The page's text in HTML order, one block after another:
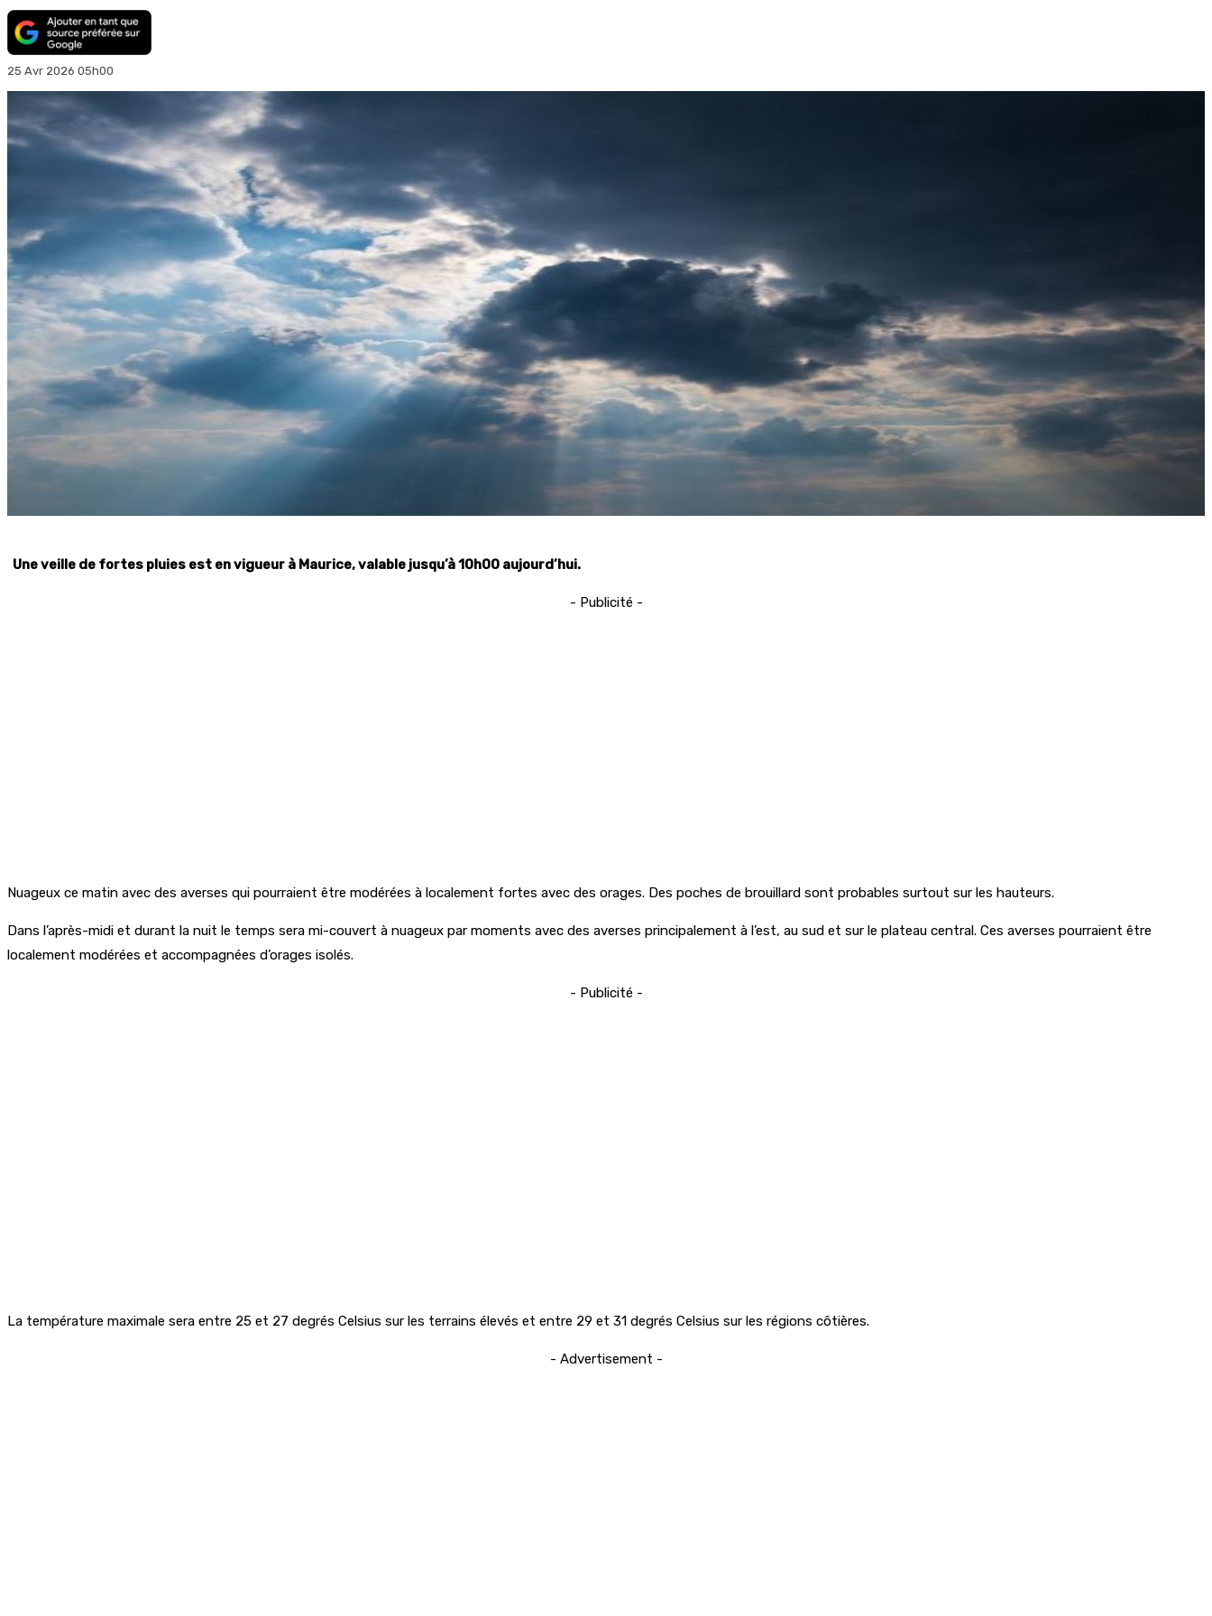
25 Avr 2026 05h00
Une veille de fortes pluies est en vigueur à Maurice, valable jusqu’à 10h00 aujourd’hui.
- Publicité -
Nuageux ce matin avec des averses qui pourraient être modérées à localement fortes avec des orages. Des poches de brouillard sont probables surtout sur les hauteurs.
Dans l’après-midi et durant la nuit le temps sera mi-couvert à nuageux par moments avec des averses principalement à l’est, au sud et sur le plateau central. Ces averses pourraient être
localement modérées et accompagnées d’orages isolés.
- Publicité -
La température maximale sera entre 25 et 27 degrés Celsius sur les terrains élevés et entre 29 et 31 degrés Celsius sur les régions côtières.
- Advertisement -